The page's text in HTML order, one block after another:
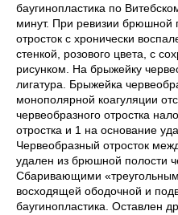
баугинопластика по
минут. При ревизии брюшной
отросток с хронически
стенкой, розового цвета, с
рисунком. На брыжейку
лигатура. Брыжейка
монополярной коагуляции
червеобразного отростка
отростка и 1 на основание
Червеобразный отросток
удален из брюшной полости
Сбаривающими
восходящей ободочной и
баугинопластика. Оставлен